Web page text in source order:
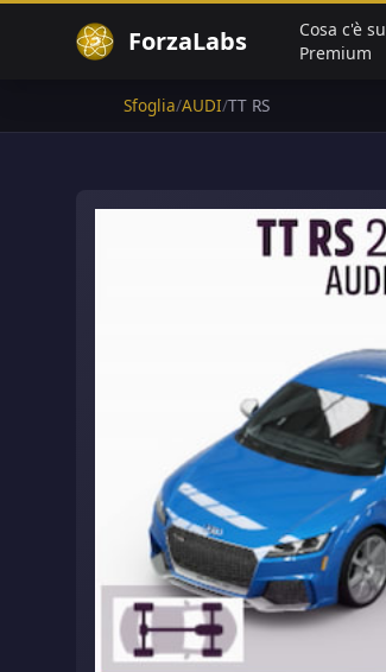
ForzaLabs
Cosa c'è su
Premium
Sfoglia/AUDI/TT RS